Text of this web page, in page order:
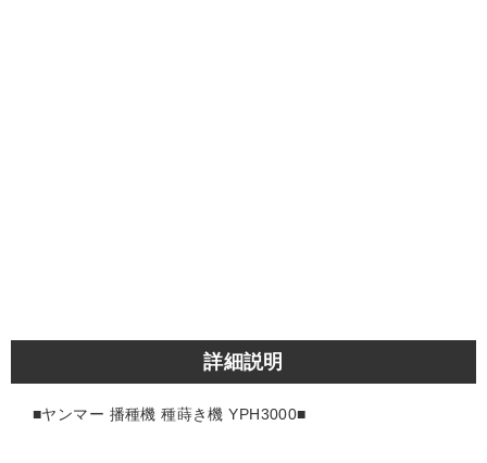
詳細説明
■ヤンマー 播種機 種蒔き機 YPH3000■